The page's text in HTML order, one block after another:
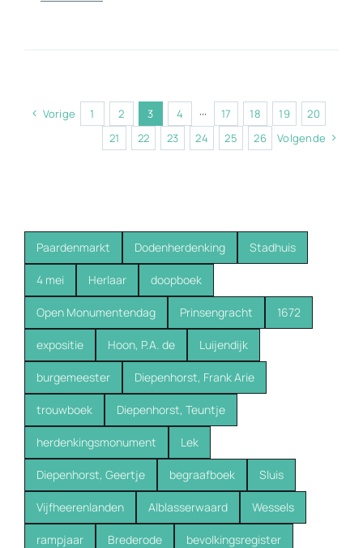
Vorige 1 2 3 4 ··· 17 18 19
20
21
22 23 24 25 26 Volgende
Paardenmarkt Dodenherdenking Stadhuis
4 mei Herlaar doopboek
Open Monumentendag Prinsengracht 1672
expositie Hoon, P.A. de Luijendijk
burgemeester Diepenhorst, Frank Arie
trouwboek Diepenhorst, Teuntje
herdenkingsmonument Lek
Diepenhorst, Geertje begraafboek Sluis
Vijfheerenlanden Alblasserwaard Wessels
rampjaar Brederode bevolkingsregister